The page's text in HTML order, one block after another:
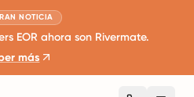
NOTICIA
EOR ahora son Rivermate.
más